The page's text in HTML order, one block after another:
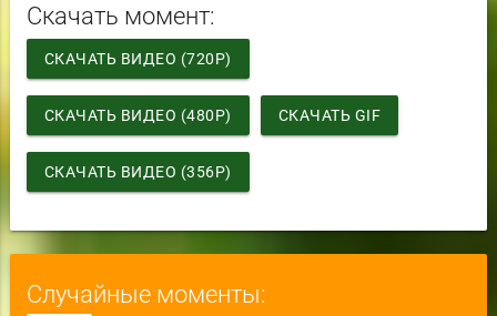
Скачать момент:
СКАЧАТЬ ВИДЕО (720P)
СКАЧАТЬ ВИДЕО (480P) СКАЧАТЬ GIF
СКАЧАТЬ ВИДЕО (356P)
Случайные моменты: